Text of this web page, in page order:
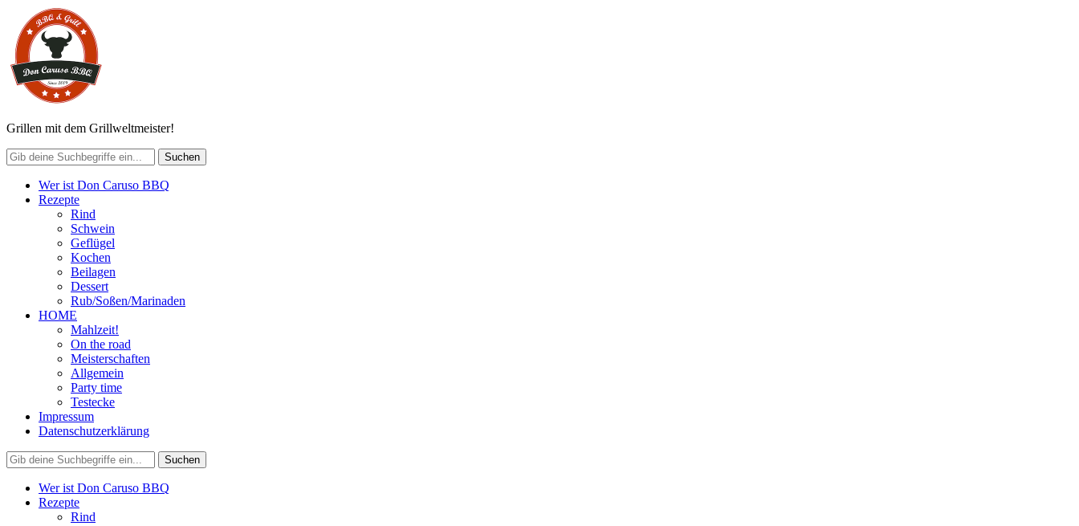
Grillen mit dem Grillweltmeister!
Wer ist Don Caruso BBQ
Rezepte
Rind
Schwein
Geflügel
Kochen
Beilagen
Dessert
Rub/Soßen/Marinaden
HOME
Mahlzeit!
On the road
Meisterschaften
Allgemein
Party time
Testecke
Impressum
Datenschutzerklärung
Wer ist Don Caruso BBQ
Rezepte
Rind